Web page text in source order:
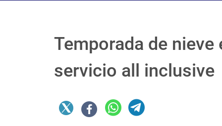
Temporada de nieve
servicio all inclusive